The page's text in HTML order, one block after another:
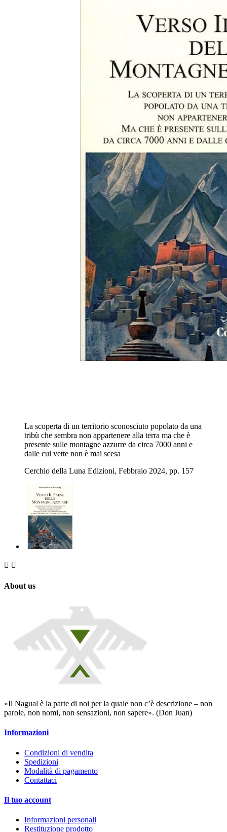
La scoperta di un territorio sconosciuto popolato da una
tribù che sembra non appartenere alla terra ma che è
presente sulle montagne azzurre da circa 7000 anni e
dalle cui vette non è mai scesa
Cerchio della Luna Edizioni, Febbraio 2024, pp. 157
 
About us
«Il Nagual è la parte di noi per la quale non c’è descrizione – non
parole, non nomi, non sensazioni, non sapere». (Don Juan)
Informazioni
Condizioni di vendita
Spedizioni
Modalità di pagamento
Contattaci
Il tuo account
Informazioni personali
Restituzione prodotto